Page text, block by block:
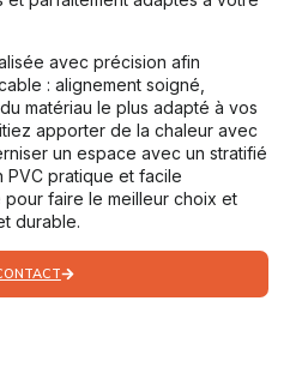
avec précision afin
: alignement soigné,
matériau le plus adapté à vos
apporter de la chaleur avec
un espace avec un stratifié
PVC pratique et facile
pour faire le meilleur choix et
durable.